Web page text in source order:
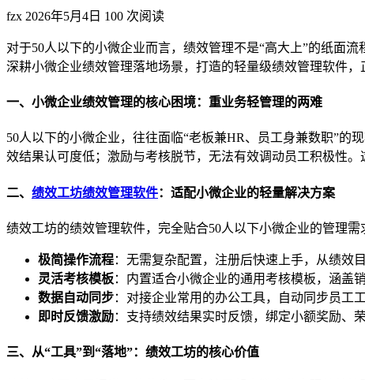
fzx 2026年5月4日 100 次阅读
对于50人以下的小微企业而言，绩效管理不是“高大上”的纸面
深耕小微企业绩效管理落地场景，打造的轻量级绩效管理软件
一、小微企业绩效管理的核心困境：重业务轻管理的两难
50人以下的小微企业，往往面临“老板兼HR、员工身兼数职”
效结果认可度低；激励与考核脱节，无法有效调动员工积极性
二、 绩效工坊绩效管理软件：适配小微企业的轻量解决方案
绩效工坊的绩效管理软件，完全贴合50人以下小微企业的管理
极简操作流程：无需复杂配置，注册后快速上手，从绩效
灵活考核模板：内置适合小微企业的通用考核模板，涵盖
数据自动同步：对接企业常用的办公工具，自动同步员工
即时反馈激励：支持绩效结果实时反馈，绑定小额奖励、
三、从“工具”到“落地”：绩效工坊的核心价值